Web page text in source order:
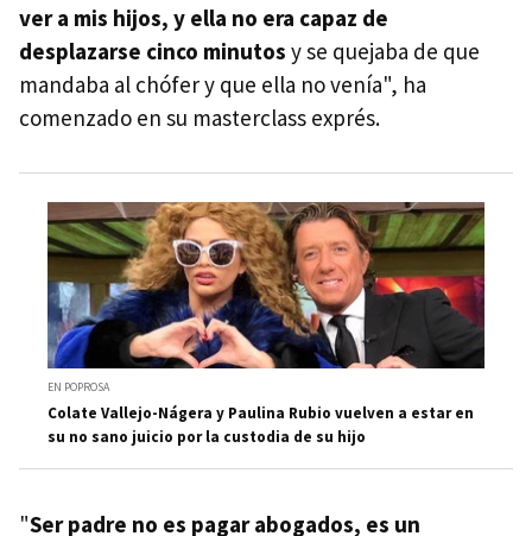
ver a mis hijos, y ella no era capaz de
desplazarse cinco minutos y se quejaba de que
mandaba al chófer y que ella no venía", ha
comenzado en su masterclass exprés.
EN POPROSA
Colate Vallejo-Nágera y Paulina Rubio vuelven a estar en
su no sano juicio por la custodia de su hijo
"Ser padre no es pagar abogados, es un